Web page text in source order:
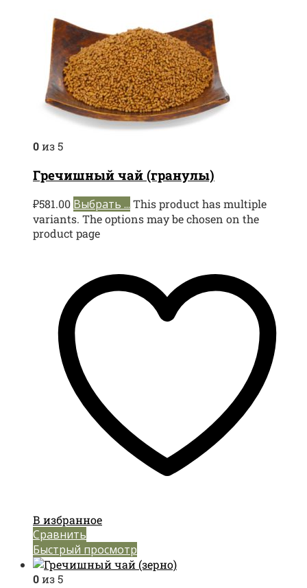
0из 5
Гречишный чай (гранулы)
₽581.00 Выбрать ... This product has multiple
variants. The options may be chosen on the
product page
В избранное
Сравнить
Быстрый просмотр
0из 5